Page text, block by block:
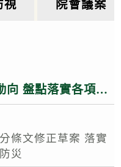
視 院會議案
政院嚴密監控白海豚颱風動向 盤點落實各項防救災整備 呼籲民眾注意颱風訊息避免進入山區海域登高災害危險區域
條文修正草案 落實
災